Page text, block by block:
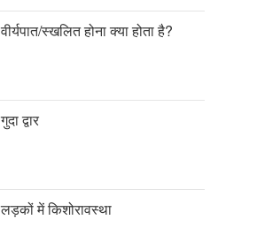
वीर्यपात/स्खलित होना क्या होता है?
गुदा द्वार
लड़कों में किशोरावस्था